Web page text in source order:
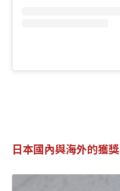
日本國內與海外的獲